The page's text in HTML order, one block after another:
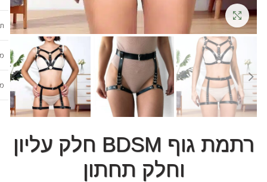
רתמת גוף BDSM חלק עליון
וחלק תחתון